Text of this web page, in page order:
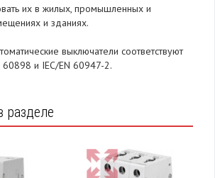
их в жилых, промышленных и
и зданиях.
выключатели соответствуют
60898 и IEC/EN 60947-2.
разделе